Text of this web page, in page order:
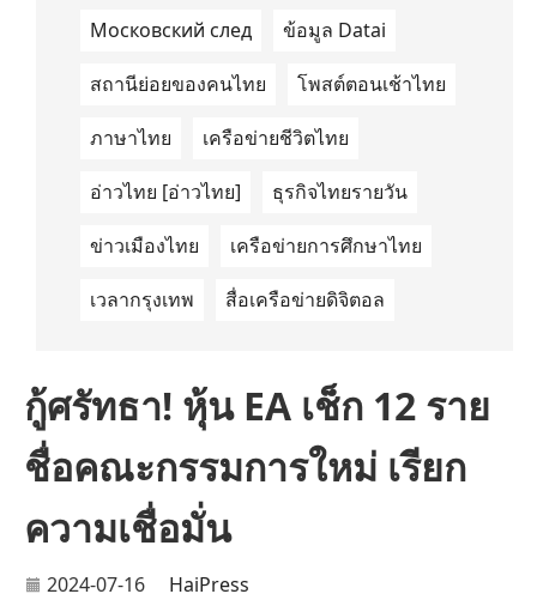
Московский след ข้อมูล Datai
สถานีย่อยของคนไทย โพสต์ตอนเช้าไทย
ภาษาไทย เครือข่ายชีวิตไทย
อ่าวไทย [อ่าวไทย] ธุรกิจไทยรายวัน
ข่าวเมืองไทย เครือข่ายการศึกษาไทย
เวลากรุงเทพ สื่อเครือข่ายดิจิตอล
กู้ศรัทธา! หุ้น EA เช็ก 12 ราย
ชื่อคณะกรรมการใหม่ เรียก
ความเชื่อมั่น
2024-07-16 HaiPress